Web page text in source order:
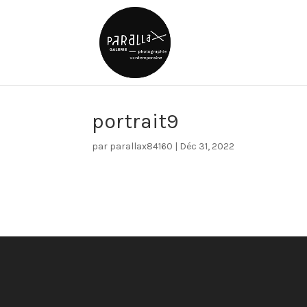
portrait9
par parallax84160 | Déc 31, 2022